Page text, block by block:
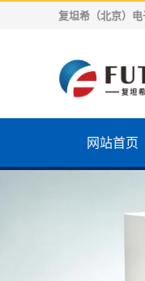
复坦希（北京）
网站首页